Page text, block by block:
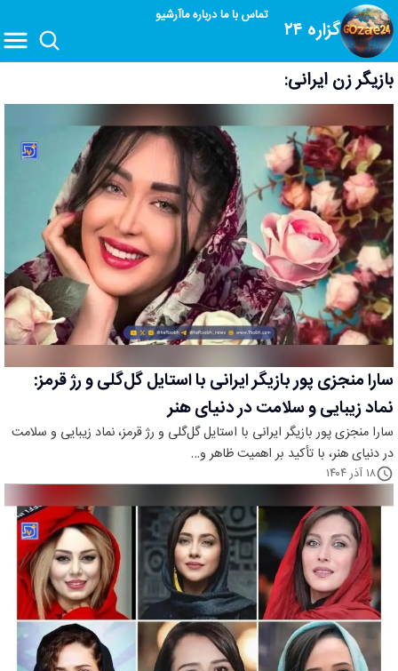
گزاره ۲۴
تماس با مادرباره ماآرشیو
بازیگر زن ایرانی:
سارا منجزی پور بازیگر ایرانی با استایل گل‌گلی و رژ قرمز:
نماد زیبایی و سلامت در دنیای هنر
سارا منجزی پور بازیگر ایرانی با استایل گل‌گلی و رژ قرمز، نماد زیبایی و سلامت
در دنیای هنر، با تأکید بر اهمیت ظاهر و…
۱۸ آذر ۱۴۰۴